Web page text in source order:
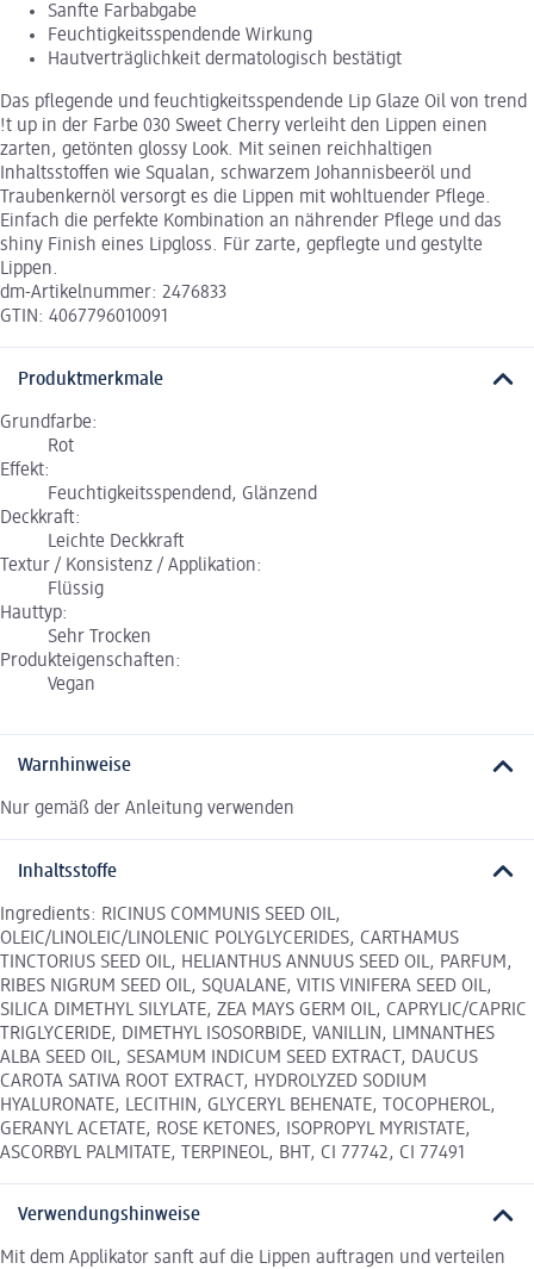
Sanfte Farbabgabe
Feuchtigkeitsspendende Wirkung
Hautverträglichkeit dermatologisch bestätigt
Das pflegende und feuchtigkeitsspendende Lip Glaze Oil von trend
!t up in der Farbe 030 Sweet Cherry verleiht den Lippen einen
zarten, getönten glossy Look. Mit seinen reichhaltigen
Inhaltsstoffen wie Squalan, schwarzem Johannisbeeröl und
Traubenkernöl versorgt es die Lippen mit wohltuender Pflege.
Einfach die perfekte Kombination an nährender Pflege und das
shiny Finish eines Lipgloss. Für zarte, gepflegte und gestylte
Lippen.
dm-Artikelnummer: 2476833
GTIN: 4067796010091
Produktmerkmale
Grundfarbe:
Rot
Effekt:
Feuchtigkeitsspendend, Glänzend
Deckkraft:
Leichte Deckkraft
Textur / Konsistenz / Applikation:
Flüssig
Hauttyp:
Sehr Trocken
Produkteigenschaften:
Vegan
Warnhinweise
Nur gemäß der Anleitung verwenden
Inhaltsstoffe
Ingredients: RICINUS COMMUNIS SEED OIL,
OLEIC/LINOLEIC/LINOLENIC POLYGLYCERIDES, CARTHAMUS
TINCTORIUS SEED OIL, HELIANTHUS ANNUUS SEED OIL, PARFUM,
RIBES NIGRUM SEED OIL, SQUALANE, VITIS VINIFERA SEED OIL,
SILICA DIMETHYL SILYLATE, ZEA MAYS GERM OIL, CAPRYLIC/CAPRIC
TRIGLYCERIDE, DIMETHYL ISOSORBIDE, VANILLIN, LIMNANTHES
ALBA SEED OIL, SESAMUM INDICUM SEED EXTRACT, DAUCUS
CAROTA SATIVA ROOT EXTRACT, HYDROLYZED SODIUM
HYALURONATE, LECITHIN, GLYCERYL BEHENATE, TOCOPHEROL,
GERANYL ACETATE, ROSE KETONES, ISOPROPYL MYRISTATE,
ASCORBYL PALMITATE, TERPINEOL, BHT, CI 77742, CI 77491
Verwendungshinweise
Mit dem Applikator sanft auf die Lippen auftragen und verteilen